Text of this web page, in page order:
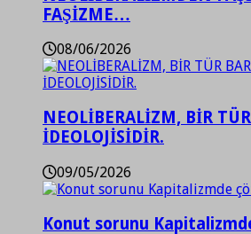
FAŞİZME…
08/06/2026
NEOLİBERALİZM, BİR
İDEOLOJİSİDİR.
09/05/2026
Konut sorunu